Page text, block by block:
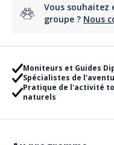
Vous souhaitez
groupe ? Nous
Moniteurs et Guides
Spécialistes de
Pratique de l'activité
naturels